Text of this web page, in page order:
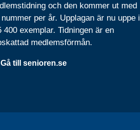
och den kommer ut med
nummer per år. Upplagan är nu uppe i
400 exemplar. Tidningen är en
medlemsförmån.
Gå till senioren.se